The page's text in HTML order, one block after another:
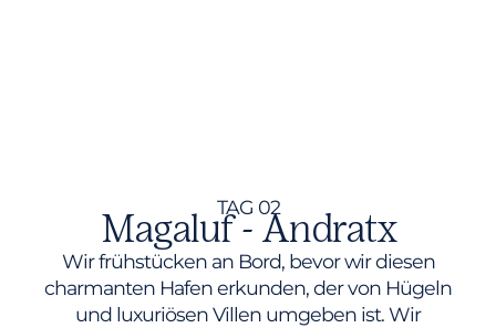
TAG 02
Magaluf - Andratx
Wir frühstücken an Bord, bevor wir diesen
charmanten Hafen erkunden, der von Hügeln
und luxuriösen Villen umgeben ist. Wir